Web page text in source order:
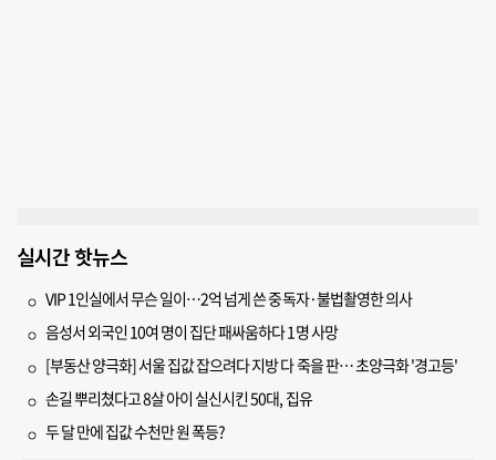
실시간 핫뉴스
VIP 1인실에서 무슨 일이…2억 넘게 쓴 중독자·불법촬영한 의사
음성서 외국인 10여 명이 집단 패싸움하다 1명 사망
[부동산 양극화] 서울 집값 잡으려다 지방 다 죽을 판… 초양극화 '경고등'
손길 뿌리쳤다고 8살 아이 실신시킨 50대, 집유
두 달 만에 집값 수천만 원 폭등?